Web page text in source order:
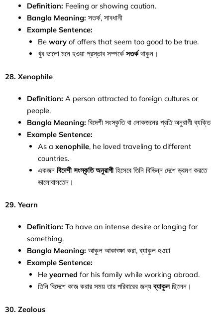
Definition: Feeling or showing caution.
Bangla Meaning: সতর্ক, সাবধানী
Example Sentence:
Be waryof offers that seem too good to be true.
খুব ভালো মনে হওয়া প্রস্তাব সম্পর্কেসতর্কথাকুন।
28. Xenophile
Definition: A person attracted to foreign cultures or
people.
Bangla Meaning: বিদেশী সংস্কৃতি বা লোকজনের প্রতি অনুরাগী ব্যক্তি
Example Sentence:
As a xenophile, he loved traveling to different
countries.
একজন বিদেশী সংস্কৃতি অনুরাগীহিসেবে তিনি বিভিন্ন দেশে ভ্রমণ করতে
ভালোবাসতেন।
29. Yearn
Definition: To have an intense desire or longing for
something.
Bangla Meaning: আকুল আকাঙ্ক্ষা করা, ব্যাকুল হওয়া
Example Sentence:
He yearned for his family while working abroad.
তিনি বিদেশে কাজ করার সময় তার পরিবারের জন্যব্যাকুলছিলেন।
30. Zealous